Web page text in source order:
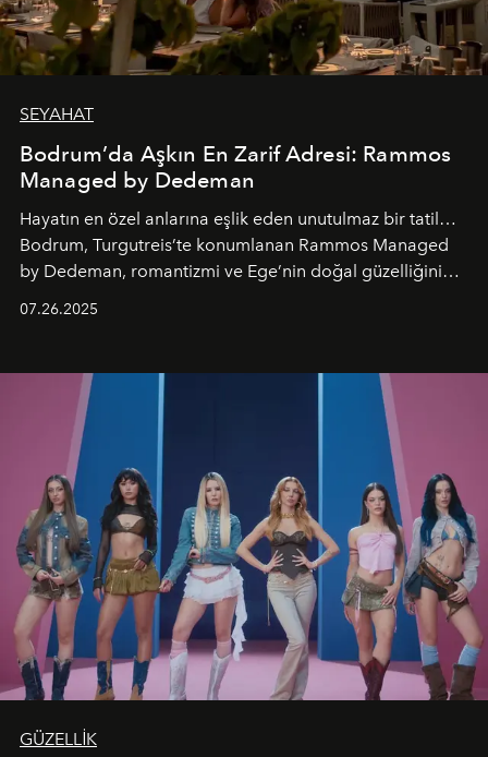
SEYAHAT
Bodrum’da Aşkın En Zarif Adresi: Rammos
Managed by Dedeman
Hayatın en özel anlarına eşlik eden unutulmaz bir tatil…
Bodrum, Turgutreis’te konumlanan Rammos Managed
by Dedeman, romantizmi ve Ege’nin doğal güzelliğini
07.26.2025
GÜZELLİK